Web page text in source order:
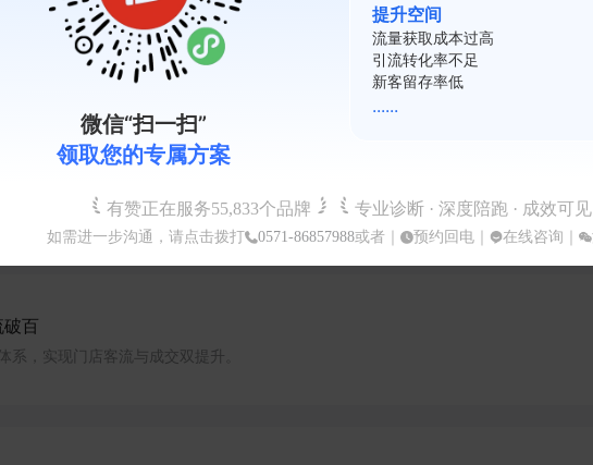
微信“扫一扫”
领取您的专属方案
提升空间
复购率不足
会员活跃度低
裂变系数差
......
有赞正在服务55,833个品牌 专业诊断 · 深度陪跑 · 成效可见
如需进一步沟通，请点击拨打 0571-86857988或者｜ 预约回电｜ 在线咨询
地图等精准流量，实现低成本获客、提升到店与下单转化。
，让会员成交占比达到70%。
百
系，实现门店客流与成交双提升。